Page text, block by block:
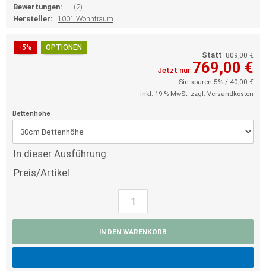
Bewertungen:
(2)
Hersteller: 1001 Wohntraum
-5% OPTIONEN
Statt 809,00 €
Jetzt nur 769,00 €
Sie sparen 5% / 40,00 €
inkl. 19 % MwSt. zzgl. Versandkosten
Bettenhöhe
In dieser Ausführung:
Preis/Artikel
IN DEN WARENKORB